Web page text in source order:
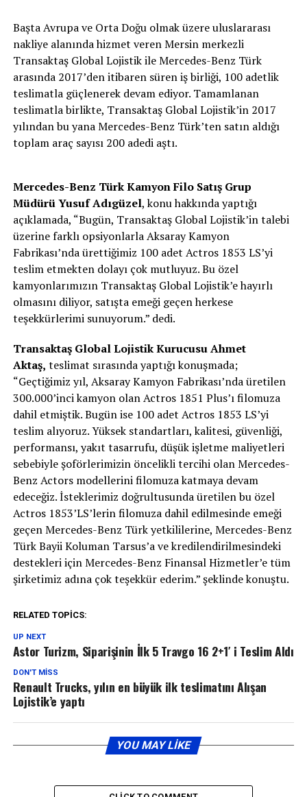
Başta Avrupa ve Orta Doğu olmak üzere uluslararası
nakliye alanında hizmet veren Mersin merkezli
Transaktaş Global Lojistik ile Mercedes-Benz Türk
arasında 2017’den itibaren süren iş birliği, 100 adetlik
teslimatla güçlenerek devam ediyor. Tamamlanan
teslimatla birlikte, Transaktaş Global Lojistik’in 2017
yılından bu yana Mercedes-Benz Türk’ten satın aldığı
toplam araç sayısı 200 adedi aştı.
Mercedes-Benz Türk Kamyon Filo Satış Grup
MüdürüYusuf Adıgüzel, konu hakkında yaptığı
açıklamada, “Bugün, Transaktaş Global Lojistik’in talebi
üzerine farklı opsiyonlarla Aksaray Kamyon
Fabrikası’nda ürettiğimiz 100 adet Actros 1853 LS’yi
teslim etmekten dolayı çok mutluyuz. Bu özel
kamyonlarımızın Transaktaş Global Lojistik’e hayırlı
olmasını diliyor, satışta emeği geçen herkese
teşekkürlerimi sunuyorum.” dedi.
Transaktaş Global Lojistik Kurucusu Ahmet
Aktaş, teslimat sırasında yaptığı konuşmada;
“Geçtiğimiz yıl, Aksaray Kamyon Fabrikası’nda üretilen
300.000’inci kamyon olan Actros 1851 Plus’ı filomuza
dahil etmiştik. Bugün ise 100 adet Actros 1853 LS’yi
teslim alıyoruz. Yüksek standartları, kalitesi, güvenliği,
performansı, yakıt tasarrufu, düşük işletme maliyetleri
sebebiyle şoförlerimizin öncelikli tercihi olan Mercedes-
Benz Actors modellerini filomuza katmaya devam
edeceğiz. İsteklerimiz doğrultusunda üretilen bu özel
Actros 1853’LS’lerin filomuza dahil edilmesinde emeği
geçen Mercedes-Benz Türk yetkililerine, Mercedes-Benz
Türk Bayii Koluman Tarsus’a ve kredilendirilmesindeki
destekleri için Mercedes-Benz Finansal Hizmetler’e tüm
şirketimiz adına çok teşekkür ederim.” şeklinde konuştu.
RELATED TOPICS:
UP NEXT
Astor Turizm, Siparişinin İlk 5 Travgo 16 2+1′ i Teslim Aldı
DON'T MISS
Renault Trucks, yılın en büyük ilk teslimatını Alışan
Lojistik’e yaptı
YOU MAY LIKE